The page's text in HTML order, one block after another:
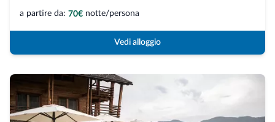
a partire da: 70€ notte/persona
Vedi alloggio